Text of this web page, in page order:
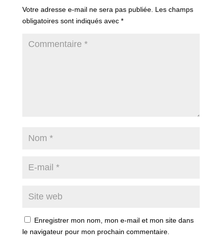
Votre adresse e-mail ne sera pas publiée. Les champs
obligatoires sont indiqués avec *
Enregistrer mon nom, mon e-mail et mon site dans
le navigateur pour mon prochain commentaire.